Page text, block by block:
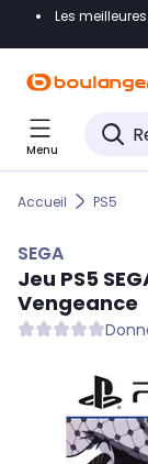
Accéder
Accéder
Accéder
Les
Menu
Accueil PS5
SEGA
Jeu PS5
Vengeance